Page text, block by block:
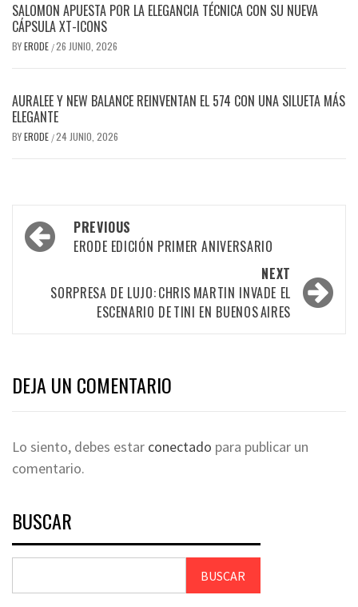
SALOMON APUESTA POR LA ELEGANCIA TÉCNICA CON SU NUEVA
CÁPSULA XT-ICONS
BYERODE /26 JUNIO, 2026
AURALEE Y NEW BALANCE REINVENTAN EL 574 CON UNA SILUETA MÁS
ELEGANTE
BYERODE /24 JUNIO, 2026
PREVIOUS
ERODE EDICIÓN PRIMER ANIVERSARIO
NEXT
SORPRESA DE LUJO: CHRIS MARTIN INVADE EL
ESCENARIO DE TINI EN BUENOS AIRES
DEJA UN COMENTARIO
Lo siento, debes estar conectado para publicar un
comentario.
BUSCAR
BUSCAR